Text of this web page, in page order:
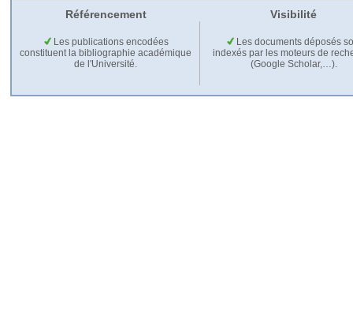
Référencement Visibilité
Les publications encodées
constituent la bibliographie académique
de l'Université.
Les documents déposés
indexés par les moteurs de
(Google Scholar,…).